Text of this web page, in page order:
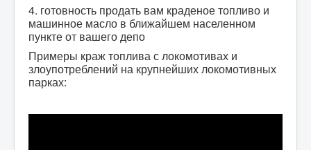
4. готовность продать вам краденое топливо и
машинное масло в ближайшем населенном
пункте от вашего депо
Примеры краж топлива с локомотивах и
злоупотреблений на крупнейших локомотивных
парках: